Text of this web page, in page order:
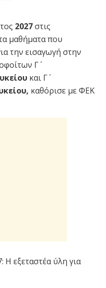
2027στις
μαθήματα που
την εισαγωγή στην
Γ΄
και Γ΄
καθόρισε με ΦΕΚ
Η εξεταστέα ύλη για